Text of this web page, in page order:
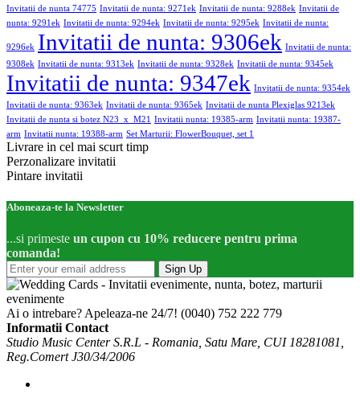
Invitatii de nunta 74775 Invitatii de nunta: 9271ek Invitatii de nunta: 9288ek Invitatii de
nunta: 9291ek Invitatii de nunta: 9294ek Invitatii de nunta: 9295ek Invitatii de nunta:
9296ek Invitatii de nunta: 9306ek Invitatii de nunta:
9308ek Invitatii de nunta: 9313ek Invitatii de nunta: 9328ek Invitatii de nunta: 9345ek
Invitatii de nunta: 9347ek Invitatii de nunta: 9354ek
Invitatii de nunta: 9363ek Invitatii de nunta: 9365ek Invitatii de nunta Plexiglas 9213ek
Invitatii de nunta si botez N23_x_M21
Invitatii nunta: 19385-arm Invitatii nunta: 19387-
arm Invitatii nunta: 19388-arm Set Marturii: FlowerBouquet, set 1
Livrare in cel mai scurt timp
Perzonalizare invitatii
Pintare invitatii
Aboneaza-te la Newsletter
...si primeste un cupon cu 10% reducere pentru prima
comanda!
Sign Up
Ai o intrebare? Apeleaza-ne 24/7! (0040) 752 222 779
Informatii Contact
Studio Music Center S.R.L - Romania, Satu Mare, CUI 18281081,
Reg.Comert J30/34/2006